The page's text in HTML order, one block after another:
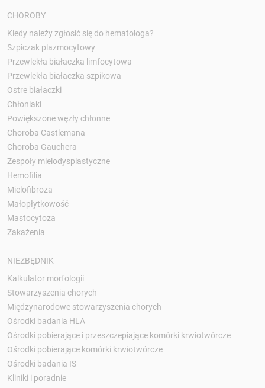
CHOROBY
Kiedy należy zgłosić się do hematologa?
Szpiczak plazmocytowy
Przewlekła białaczka limfocytowa
Przewlekła białaczka szpikowa
Ostre białaczki
Chłoniaki
Powiększone węzły chłonne
Choroba Castlemana
Choroba Gauchera
Zespoły mielodysplastyczne
Hemofilia
Mielofibroza
Małopłytkowość
Mastocytoza
Zakażenia
NIEZBĘDNIK
Kalkulator morfologii
Stowarzyszenia chorych
Międzynarodowe stowarzyszenia chorych
Ośrodki badania HLA
Ośrodki pobierające i przeszczepiające komórki krwiotwórcze
Ośrodki pobierające komórki krwiotwórcze
Ośrodki badania IS
Kliniki i poradnie